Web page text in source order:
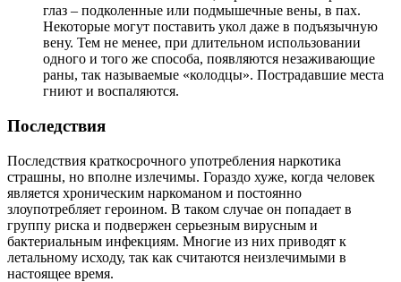
глаз – подколенные или подмышечные вены, в пах.
Некоторые могут поставить укол даже в подъязычную
вену. Тем не менее, при длительном использовании
одного и того же способа, появляются незаживающие
раны, так называемые «колодцы». Пострадавшие места
гниют и воспаляются.
Последствия
Последствия краткосрочного употребления наркотика
страшны, но вполне излечимы. Гораздо хуже, когда человек
является хроническим наркоманом и постоянно
злоупотребляет героином. В таком случае он попадает в
группу риска и подвержен серьезным вирусным и
бактериальным инфекциям. Многие из них приводят к
летальному исходу, так как считаются неизлечимыми в
настоящее время.